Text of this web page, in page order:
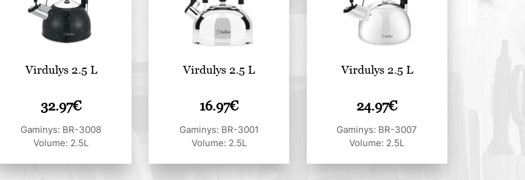
Virdulys 2.5 L
32.97€
Gaminys: BR-3008
Volume: 2.5L
Virdulys 2.5 L
16.97€
Gaminys: BR-3001
Volume: 2.5L
Virdulys 2.5 L
24.97€
Gaminys: BR-3007
Volume: 2.5L